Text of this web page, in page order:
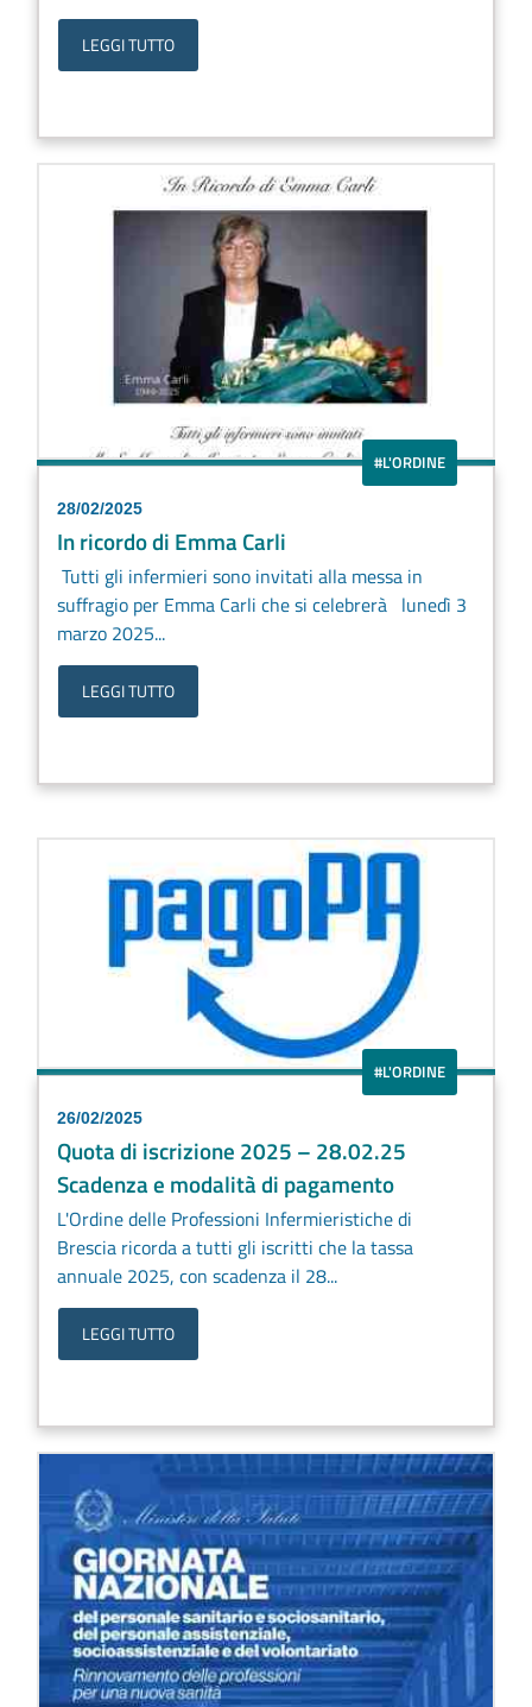
LEGGI TUTTO
#L'ORDINE
28/02/2025
In ricordo di Emma Carli
Tutti gli infermieri sono invitati alla messa in
suffragio per Emma Carli che si celebrerà lunedì 3
marzo 2025...
LEGGI TUTTO
#L'ORDINE
26/02/2025
Quota di iscrizione 2025 – 28.02.25
Scadenza e modalità di pagamento
L'Ordine delle Professioni Infermieristiche di
Brescia ricorda a tutti gli iscritti che la tassa
annuale 2025, con scadenza il 28...
LEGGI TUTTO